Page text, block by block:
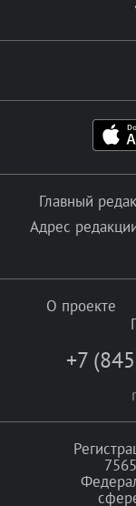
Главный
Адрес
О проекте
+7